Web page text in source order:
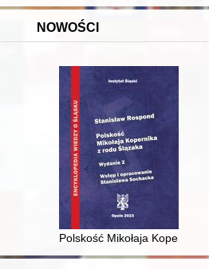
NOWOŚCI
: prestiż finansowy i towarzyski
Polskość Mikołaja Kopernika